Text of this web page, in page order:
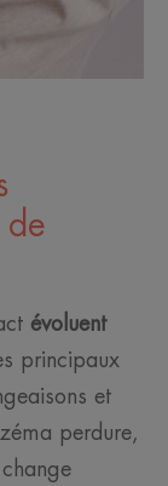
de
évoluent
principaux
et
perdure,